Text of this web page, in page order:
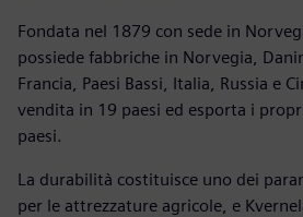
Fondata nel 1879 con sede in
possiede fabbriche in Norvegia,
Francia, Paesi Bassi, Italia, Russia e
vendita in 19 paesi ed esporta i
paesi.
La durabilità costituisce uno dei
per le attrezzature agricole, e